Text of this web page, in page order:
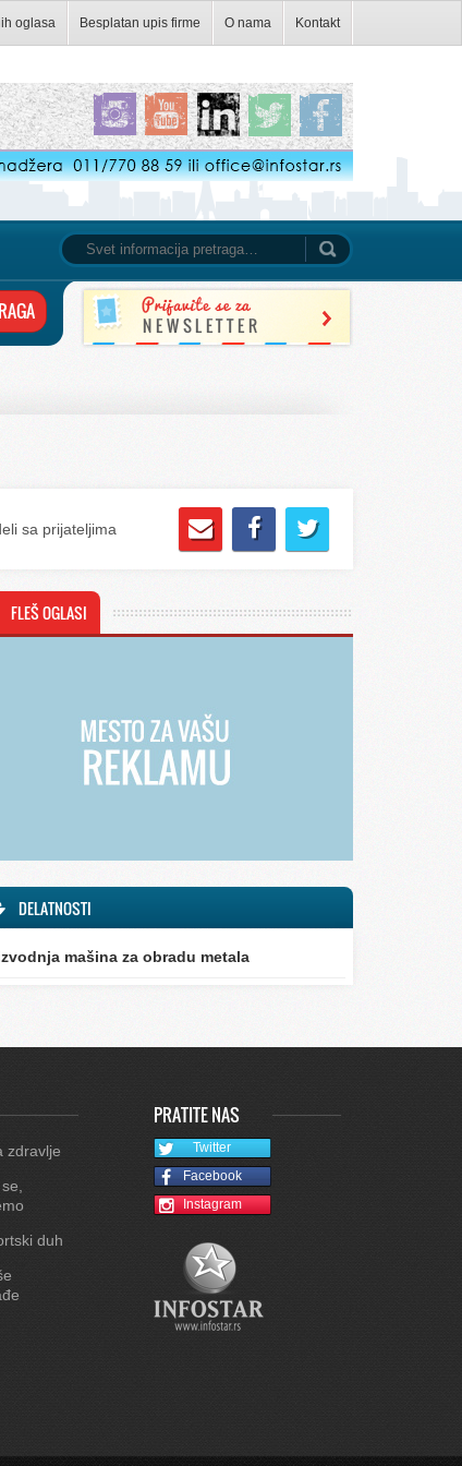
oglasa Besplatan upis firme O nama Kontakt
sa prijateljima
FLEŠ OGLASI
DELATNOSTI
mašina za obradu metala
zdravlje
duh
PRATITE NAS
Twitter
Facebook
Instagram